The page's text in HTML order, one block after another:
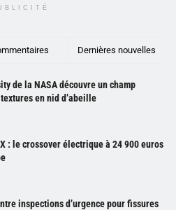
Dernières nouvelles
de la NASA découvre un champ
en nid d’abeille
: le crossover électrique à 24 900 euros
inspections d’urgence pour fissures